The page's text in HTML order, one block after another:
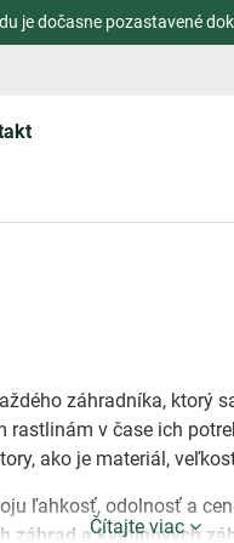
je dočasne pozastavené
záhradníka, ktorý
v čase ich
ako je materiál,
ľahkosť, odolnosť a
záhrad a kvetinových
Čítajte viac